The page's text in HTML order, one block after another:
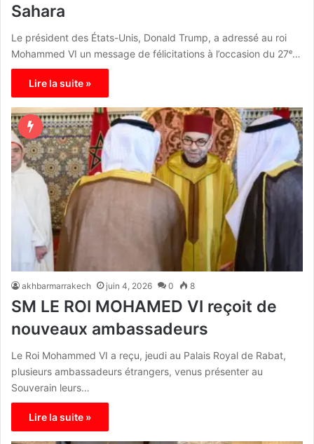
Sahara
Le président des États-Unis, Donald Trump, a adressé au roi
Mohammed VI un message de félicitations à l’occasion du 27ᵉ…
Lire la suite »
akhbarmarrakech juin 4, 2026 0 8
SM LE ROI MOHAMED VI reçoit de
nouveaux ambassadeurs
Le Roi Mohammed VI a reçu, jeudi au Palais Royal de Rabat,
plusieurs ambassadeurs étrangers, venus présenter au
Souverain leurs…
Lire la suite »